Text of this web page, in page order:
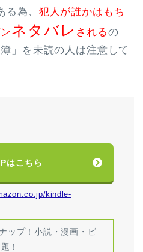
る為、 犯人が誰かはもち
ネタバレ されるの
」を未読の人は注意して
はこちら
kindle-
ップ！小説・漫画・ビ
！